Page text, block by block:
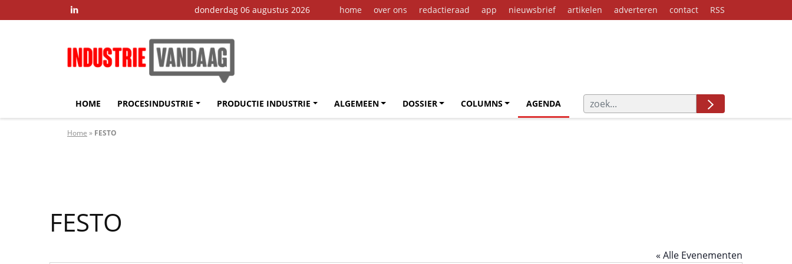
 donderdag 06 augustus 2026 home over ons redactieraad app nieuwsbrief artikelen adverteren contact RSS
HOME PROCESINDUSTRIE PRODUCTIE INDUSTRIE ALGEMEEN DOSSIER COLUMNS AGENDA
Home » FESTO
FESTO
« Alle Evenementen